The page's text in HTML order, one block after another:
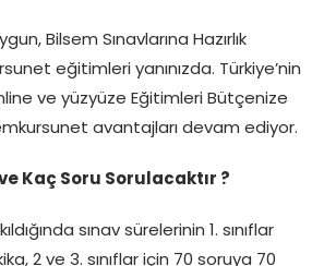
Bilsem Sınavlarına Hazırlık
eğitimleri yanınızda. Türkiye’nin
ve yüzyüze Eğitimleri Bütçenize
avantajları devam ediyor.
Kaç Soru Sorulacaktır ?
sınav sürelerinin 1. sınıflar
2 ve 3. sınıflar için 70 soruya 70